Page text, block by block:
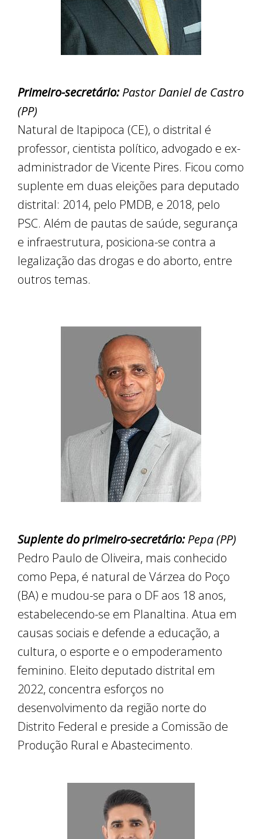
Primeiro-secretário:Pastor Daniel de Castro
(PP)
Natural de Itapipoca (CE), o distrital é
professor, cientista político, advogado e ex-
administrador de Vicente Pires. Ficou como
suplente em duas eleições para deputado
distrital: 2014, pelo PMDB, e 2018, pelo
PSC. Além de pautas de saúde, segurança
e infraestrutura, posiciona-se contra a
legalização das drogas e do aborto, entre
outros temas.
Suplente do primeiro-secretário:Pepa (PP)
Pedro Paulo de Oliveira, mais conhecido
como Pepa, é natural de Várzea do Poço
(BA) e mudou-se para o DF aos 18 anos,
estabelecendo-se em Planaltina. Atua em
causas sociais e defende a educação, a
cultura, o esporte e o empoderamento
feminino. Eleito deputado distrital em
2022, concentra esforços no
desenvolvimento da região norte do
Distrito Federal e preside a Comissão de
Produção Rural e Abastecimento.